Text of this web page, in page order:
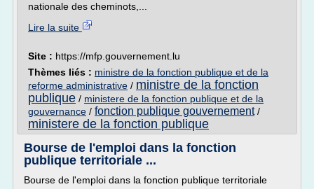
nationale des cheminots,...
Lire la suite
Site : https://mfp.gouvernement.lu
Thèmes liés : ministre de la fonction publique et de la
reforme administrative / ministre de la fonction
publique / ministere de la fonction publique et de la
gouvernance / fonction publique gouvernement/
ministere de la fonction publique
Bourse de l'emploi dans la fonction
publique territoriale ...
Bourse de l'emploi dans la fonction publique territoriale